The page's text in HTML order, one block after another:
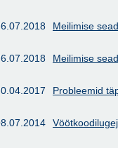
Meilimise
Meilimise
Probleemid